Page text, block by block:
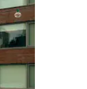
или плъзгане.